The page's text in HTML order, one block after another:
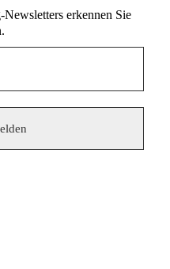
erkennen Sie